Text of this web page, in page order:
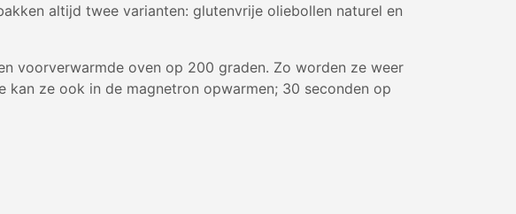
altijd twee varianten: glutenvrije oliebollen naturel en
voorverwarmde oven op 200 graden. Zo worden ze weer
ze ook in de magnetron opwarmen; 30 seconden op